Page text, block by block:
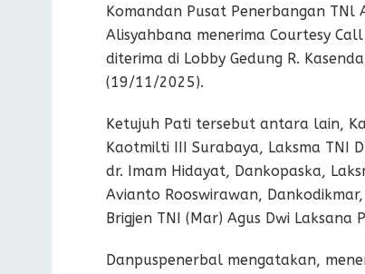
Komandan Pusat Penerbangan TNl
Alisyahbana menerima Courtesy
diterima di Lobby Gedung R.
(19/11/2025).
Ketujuh Pati tersebut antara lain,
Kaotmilti III Surabaya, Laksma TNI
dr. Imam Hidayat, Dankopaska,
Avianto Rooswirawan,
Brigjen TNI (Mar) Agus Dwi Laksana
Danpuspenerbal mengatakan,